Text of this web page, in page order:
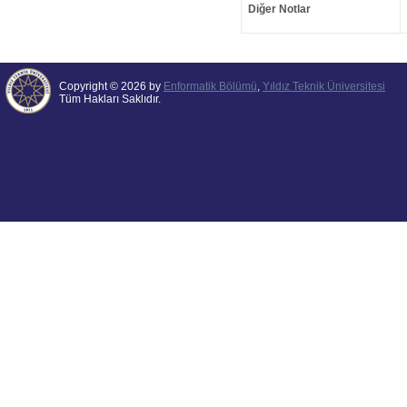
Diğer Notlar
Copyright © 2026 by Enformatik Bölümü, Yıldız Teknik Üniversitesi
Tüm Hakları Saklıdır.